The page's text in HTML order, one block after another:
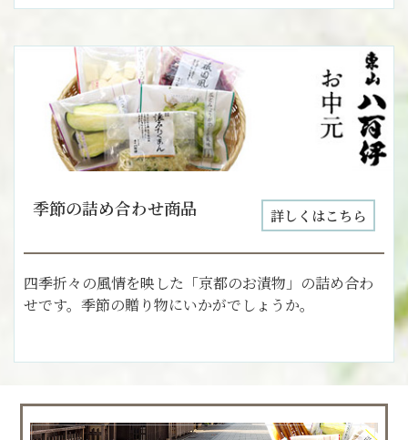
季節の詰め合わせ商品 詳しくはこちら
四季折々の風情を映した「京都のお漬物」の詰め合わ
せです。季節の贈り物にいかがでしょうか。